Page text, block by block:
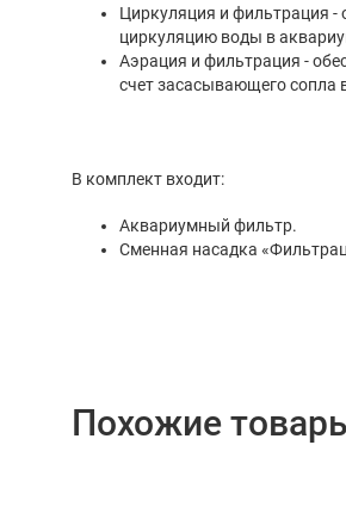
Циркуляция и фильтрация -
циркуляцию воды в
Аэрация и фильтрация -
счет засасывающего сопла
В комплект входит:
Аквариумный фильтр.
Сменная насадка
Похожие